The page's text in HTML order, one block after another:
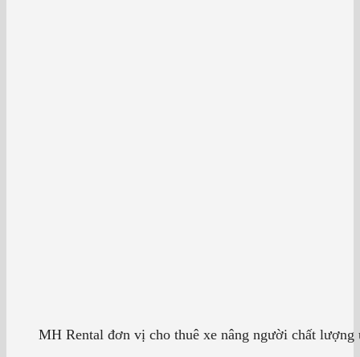
MH Rental đơn vị cho thuê xe nâng người chất lượng